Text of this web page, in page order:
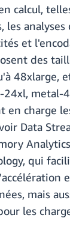
calcul,
analyses
et
des
48xlarge,
metal-
en charge
Data
qui
mais
les